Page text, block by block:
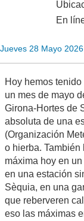
En
Jueves 28 Mayo
Hoy hemos
un mes de mayo
Girona-Hortes de
absoluta de una
(Organización
o hierba. También
máxima hoy en
en una estación
Sèquia, en una
que reberveren
eso las máximas